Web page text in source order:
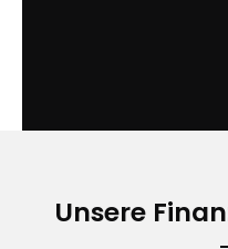
Unsere